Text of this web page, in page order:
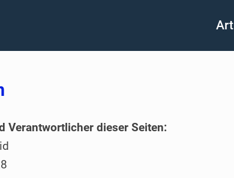
Verantwortlicher dieser Seiten: